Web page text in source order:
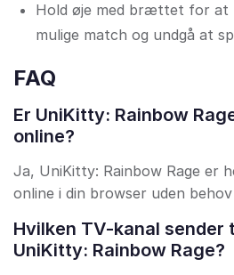
Hold øje med brættet for at
mulige match og undgå at
FAQ
Er UniKitty: Rainbow
online?
Ja, UniKitty: Rainbow Rage er
online i din browser uden
Hvilken TV-kanal sender
UniKitty: Rainbow Rage?